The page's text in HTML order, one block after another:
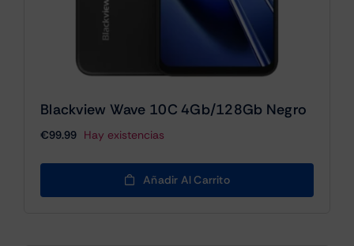
Blackview Wave 10C 4Gb/128Gb Negro
€99.99 Hay existencias
Añadir Al Carrito